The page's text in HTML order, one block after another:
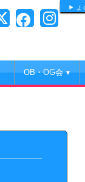
よ
OB・OG会▼